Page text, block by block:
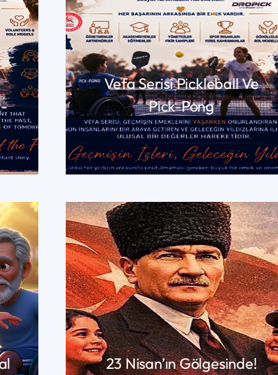
Vefa Serisi Pickleball Ve
Pick-Pong
DEVAMINI OKU
23 Nisan’ın Gölgesinde!